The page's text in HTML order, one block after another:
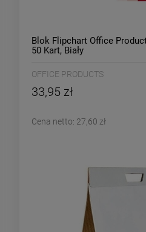
Blok Flipchart Office
50 Kart, Biały
OFFICE PRODUCTS
33,95 zł
Cena netto: 27,60 zł